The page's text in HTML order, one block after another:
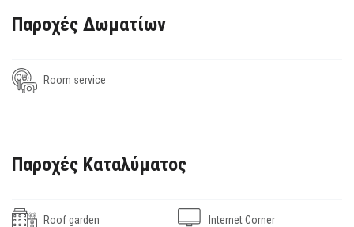
Παροχές Δωματίων
Room service
Παροχές Καταλύματος
Roof garden Internet Corner